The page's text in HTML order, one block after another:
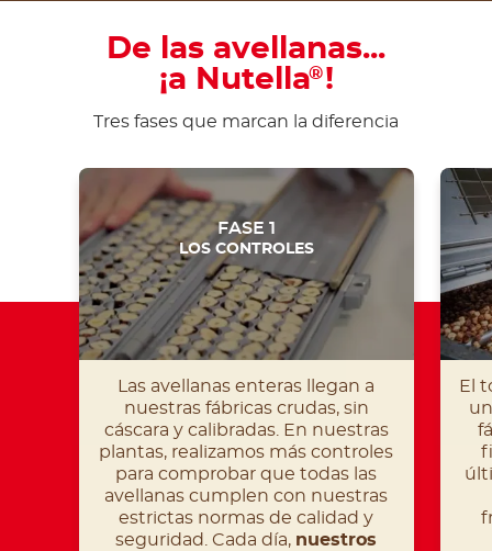
De las avellanas...
¡a Nutella®!
Tres fases que marcan la diferencia
FASE 1
LOS CONTROLES
Las avellanas enteras llegan a
nuestras fábricas crudas, sin
cáscara y calibradas. En nuestras
plantas, realizamos más controles
para comprobar que todas las
avellanas cumplen con nuestras
estrictas normas de calidad y
seguridad. Cada día, nuestros
El